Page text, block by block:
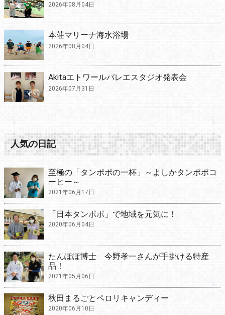
2026年08月04日
本荘マリーナ海水浴場
2026年08月04日
Akitaエトワールバレエスタジオ発表会
2026年07月31日
人気の日記
至極の「タンポポの一杯」～よしかタンポポコ
ーヒー～
2021年06月17日
「日本タンポポ」で地域を元気に！
2020年06月04日
たんぽぽ博士 今野孝一さんが手掛ける特産
品！
2021年05月06日
秋田まるごとペロリキャンディー
2020年06月10日